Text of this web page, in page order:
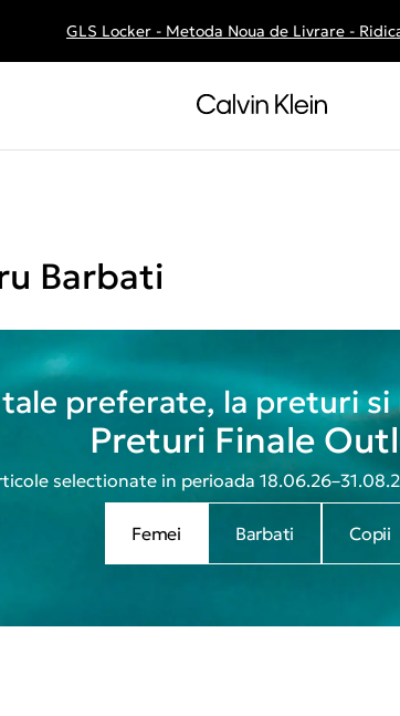
Livrare gratuita la comenzile de peste
GLS Locker - Metoda Noua de Livrare -
Barbati
preferate, la preturi si
Preturi Finale
selectionate in perioada
Femei Barbati Copii